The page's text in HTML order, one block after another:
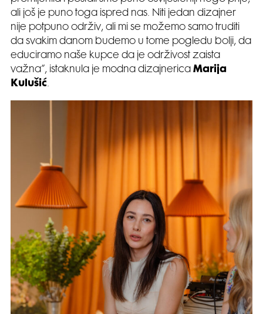
ali još je puno toga ispred nas. Niti jedan dizajner
nije potpuno održiv, ali mi se možemo samo truditi
da svakim danom budemo u tome pogledu bolji, da
educiramo naše kupce da je održivost zaista
važna”, istaknula je modna dizajnerica Marija
Kulušić.